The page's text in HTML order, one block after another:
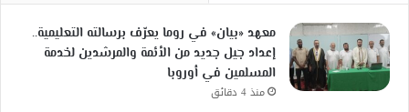
معهد «بيان» في روما يعرّف برسالته التعليمية..
إعداد جيل جديد من الأئمة والمرشدين لخدمة
المسلمين في أوروبا
منذ 4 دقائق